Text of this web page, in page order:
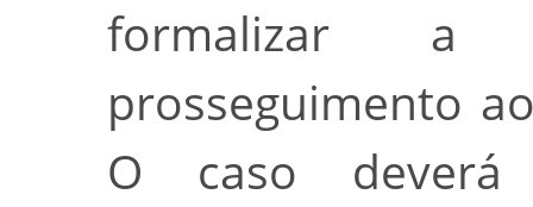
formalizar
prosseguimento
O caso deverá